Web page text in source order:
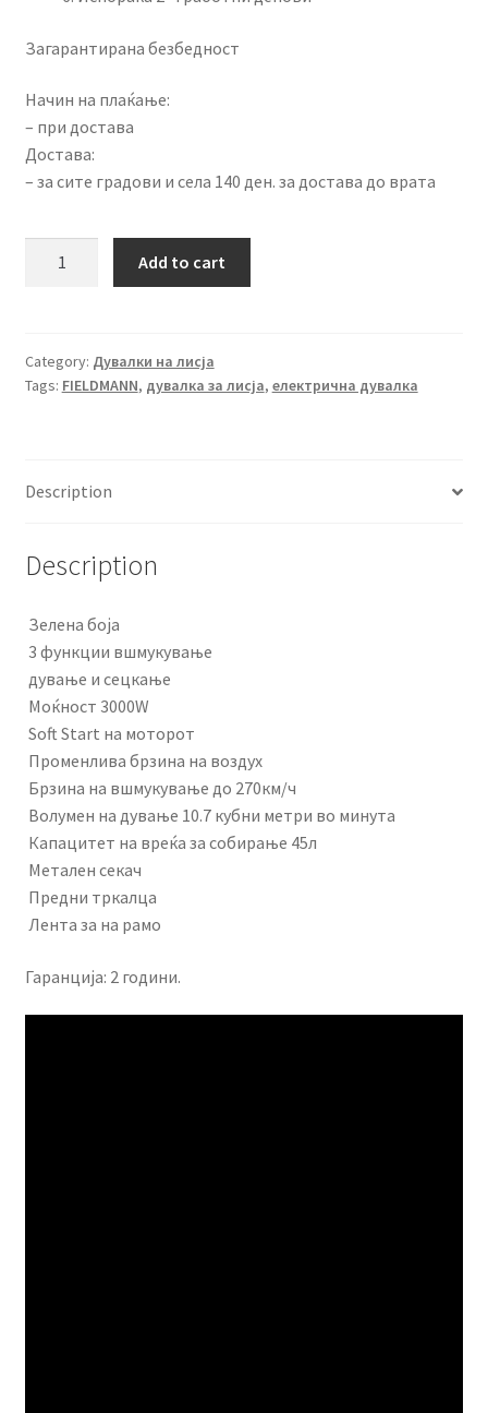
Загарантирана безбедност
Начин на плаќање:
– при достава
Достава:
– за сите градови и села 140 ден. за достава до врата
FIELDMANN
FZF
Add to cart
Category: Дувалки на лисја
Tags: FIELDMANN, дувалка за лисја, електрична дувалка
Description
Description
Зелена боја
3 функции вшмукување
дување и сецкање
Моќност 3000W
Soft Start на моторот
Променлива брзина на воздух
Брзина на вшмукување до 270км/ч
Волумен на дување 10.7 кубни метри во минута
Капацитет на вреќа за собирање 45л
Метален секач
Предни тркалца
Лента за на рамо
Гаранција: 2 години.